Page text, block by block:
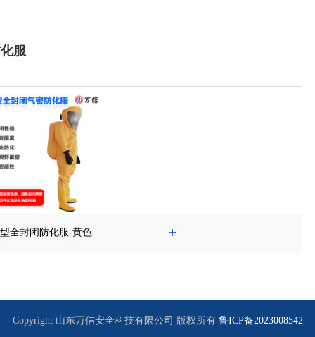
服
全封闭防化服-黄色
Copyright 山东万信安全科技有限公司 版权所有 鲁ICP备2023008542